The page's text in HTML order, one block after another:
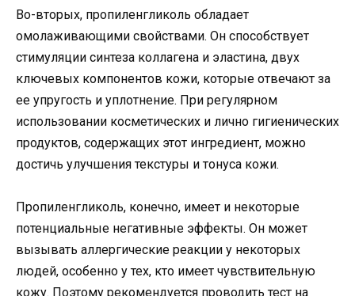
Во-вторых, пропиленгликоль обладает
омолаживающими свойствами. Он способствует
стимуляции синтеза коллагена и эластина, двух
ключевых компонентов кожи, которые отвечают за
ее упругость и уплотнение. При регулярном
использовании косметических и лично гигиенических
продуктов, содержащих этот ингредиент, можно
достичь улучшения текстуры и тонуса кожи.
Пропиленгликоль, конечно, имеет и некоторые
потенциальные негативные эффекты. Он может
вызывать аллергические реакции у некоторых
людей, особенно у тех, кто имеет чувствительную
кожу. Поэтому рекомендуется проводить тест на